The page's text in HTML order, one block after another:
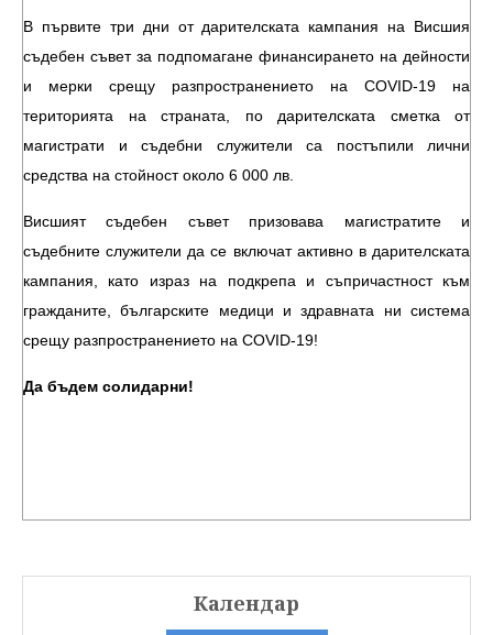
В първите три дни от дарителската кампания на Висшия
съдебен съвет за подпомагане финансирането на дейности
и мерки срещу разпространението на COVID-19 на
територията на страната, по дарителската сметка от
магистрати и съдебни служители са постъпили лични
средства на стойност около 6 000 лв.
Висшият съдебен съвет призовава магистратите и
съдебните служители да се включат активно в дарителската
кампания, като израз на подкрепа и съпричастност към
гражданите, българските медици и здравната ни система
срещу разпространението на COVID-19!
Да бъдем солидарни!
Календар